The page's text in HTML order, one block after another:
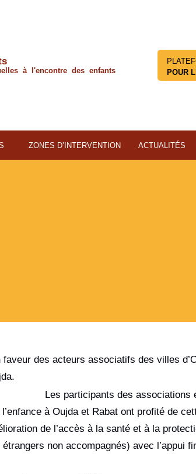
à l'encontre des enfants
POUR
ZONES D’INTERVENTION ACTUALITÉS
des acteurs associatifs des villes
Les participants des associations
à Oujda et Rabat ont profité de
de l’accès à la santé et à la
non accompagnés) avec l’appui